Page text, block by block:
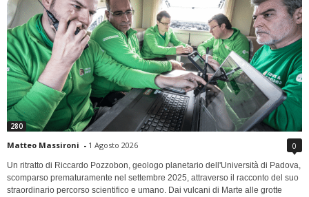
280
Matteo Massironi - 1 Agosto 2026 0
Un ritratto di Riccardo Pozzobon, geologo planetario dell'Università di Padova,
scomparso prematuramente nel settembre 2025, attraverso il racconto del suo
straordinario percorso scientifico e umano. Dai vulcani di Marte alle grotte